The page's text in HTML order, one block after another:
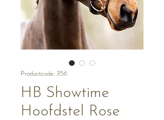
Productcode: 356
HB Showtime
Hoofdstel Rose